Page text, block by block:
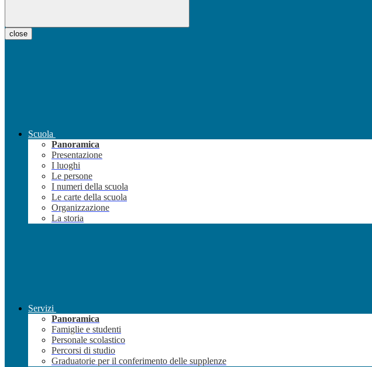
close
Scuola
Panoramica
Presentazione
I luoghi
Le persone
I numeri della scuola
Le carte della scuola
Organizzazione
La storia
Servizi
Panoramica
Famiglie e studenti
Personale scolastico
Percorsi di studio
Graduatorie per il conferimento delle supplenze